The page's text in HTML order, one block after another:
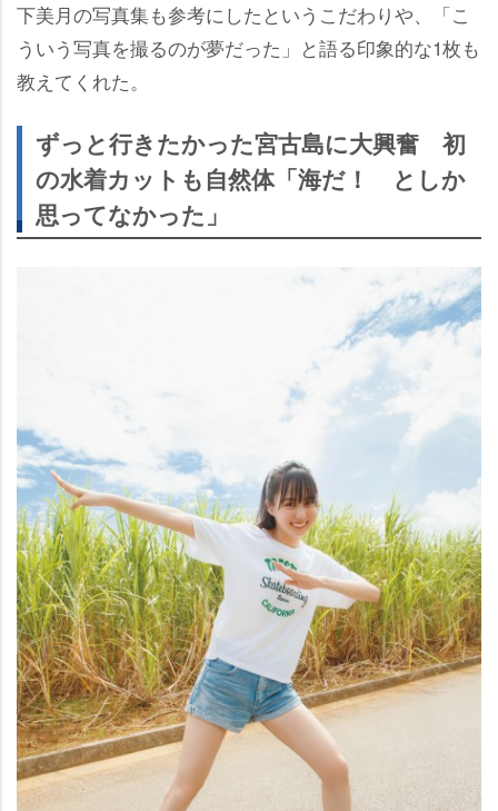
下美月の写真集も参考にしたというこだわりや、「こ
ういう写真を撮るのが夢だった」と語る印象的な1枚も
教えてくれた。
ずっと行きたかった宮古島に大興奮 初
の水着カットも自然体「海だ！ としか
思ってなかった」